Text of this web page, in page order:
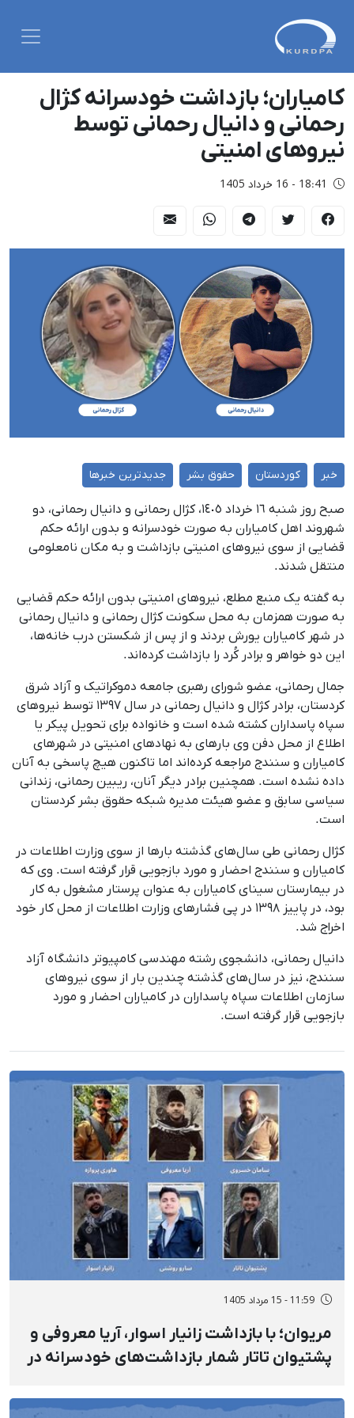
کامیاران؛ بازداشت خودسرانه کژال
رحمانی و دانیال رحمانی توسط
نیروهای امنیتی
18:41 - 16 خرداد 1405
خبر کوردستان حقوق بشر جدیدترین خبرها
صبح روز شنبه ١٦ خرداد ١٤٠٥، کژال رحمانی و دانیال رحمانی، دو
شهروند اهل کامیاران به صورت خودسرانه و بدون ارائه حکم
قضایی از سوی نیروهای امنیتی بازداشت و به مکان نامعلومی
منتقل شدند.
به گفته یک منبع مطلع، نیروهای امنیتی بدون ارائه حکم قضایی
به صورت همزمان به محل سکونت کژال رحمانی و دانیال رحمانی
در شهر کامیاران یورش بردند و از پس از شکستن درب خانه‌ها،
این دو خواهر و برادر کُرد را بازداشت کرده‌اند.
جمال رحمانی، عضو شورای رهبری جامعه دموکراتیک و آزاد شرق
کردستان، برادر کژال و دانیال رحمانی در سال ۱۳۹۷ توسط نیروهای
سپاه پاسداران کشته شده است و خانواده برای تحویل پیکر یا
اطلاع از محل دفن وی بارهای به نهادهای امنیتی در شهرهای
کامیاران و سنندج مراجعه کرده‌اند اما تاکنون هیچ پاسخی به آنان
داده نشده است. همچنین برادر دیگر آنان، ریبین رحمانی، زندانی
سیاسی سابق و عضو هیئت مدیره شبکه حقوق بشر کردستان
است.
کژال رحمانی طی سال‌های گذشته بارها از سوی وزارت اطلاعات در
کامیاران و سنندج احضار و مورد بازجویی قرار گرفته است. وی که
در بیمارستان سینای کامیاران به عنوان پرستار مشغول به کار
بود، در پاییز ۱۳۹۸ در پی فشارهای وزارت اطلاعات از محل کار خود
اخراج شد.
دانیال رحمانی، دانشجوی رشته مهندسی کامپیوتر دانشگاه آزاد
سنندج، نیز در سال‌های گذشته چندین بار از سوی نیروهای
سازمان اطلاعات سپاه پاسداران در کامیاران احضار و مورد
بازجویی قرار گرفته است.
11:59 - 15 مرداد 1405
مریوان؛ با بازداشت زانیار اسوار، آریا معروفی و
پشتیوان تاتار شمار بازداشت‌های خودسرانه در